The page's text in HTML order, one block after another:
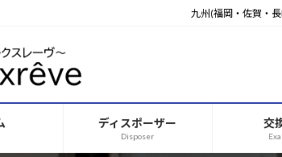
九州(福岡・佐賀・
ディスポーザー
Disposer
交